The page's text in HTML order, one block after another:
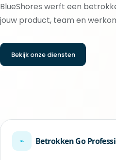
BlueShores werft een
jouw product, team en
Bekijk onze diensten
⌁ Betrokken Go